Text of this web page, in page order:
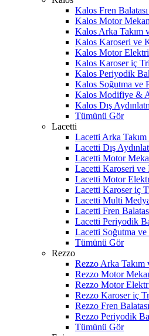
Kalos Fren
Kalos Motor
Kalos Arka Takım
Kalos Karoseri ve
Kalos Motor
Kalos Karoser iç
Kalos Periyodik
Kalos Soğutma ve
Kalos Modifiye &
Kalos Dış
Tümünü Gör
Lacetti
Lacetti Arka Takım
Lacetti Dış
Lacetti Motor
Lacetti Karoseri ve
Lacetti Motor
Lacetti Karoser iç
Lacetti Multi
Lacetti Fren
Lacetti Periyodik
Lacetti Soğutma
Tümünü Gör
Rezzo
Rezzo Arka Takım
Rezzo Motor
Rezzo Motor
Rezzo Karoser iç
Rezzo Fren
Rezzo Periyodik
Tümünü Gör